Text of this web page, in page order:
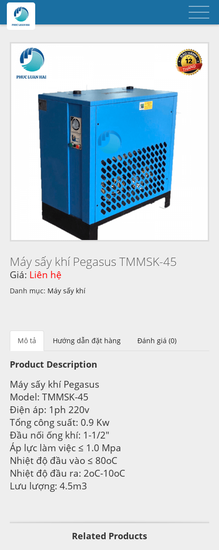
Máy sấy khí Pegasus TMMSK-45
Giá: Liên hệ
Danh mục: Máy sấy khí
Mô tả Hướng dẫn đặt hàng Đánh giá (0)
Product Description
Máy sấy khí Pegasus
Model: TMMSK-45
Điện áp: 1ph 220v
Tổng công suất: 0.9 Kw
Đầu nối ống khí: 1-1/2″
Áp lực làm việc ≤ 1.0 Mpa
Nhiệt độ đầu vào ≤ 80oC
Nhiệt độ đầu ra: 2oC-10oC
Lưu lượng: 4.5m3
Related Products